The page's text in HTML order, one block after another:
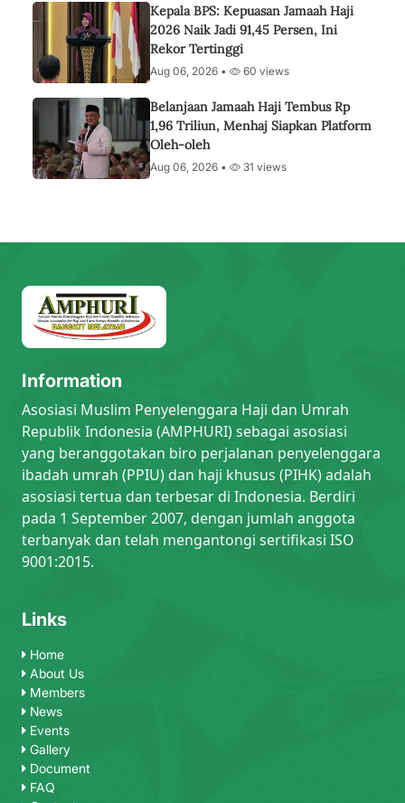
Kepala BPS: Kepuasan Jamaah Haji
2026 Naik Jadi 91,45 Persen, Ini
Rekor Tertinggi
Aug 06, 2026 • 60 views
Belanjaan Jamaah Haji Tembus Rp
1,96 Triliun, Menhaj Siapkan Platform
Oleh-oleh
Aug 06, 2026 • 31 views
Information
Asosiasi Muslim Penyelenggara Haji dan Umrah
Republik Indonesia (AMPHURI) sebagai asosiasi
yang beranggotakan biro perjalanan penyelenggara
ibadah umrah (PPIU) dan haji khusus (PIHK) adalah
asosiasi tertua dan terbesar di Indonesia. Berdiri
pada 1 September 2007, dengan jumlah anggota
terbanyak dan telah mengantongi sertifikasi ISO
9001:2015.
Links
Home
About Us
Members
News
Events
Gallery
Document
FAQ